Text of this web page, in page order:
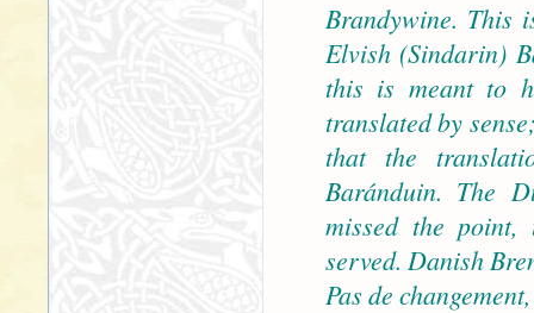
Brandywine. This
Elvish (Sindarin)
this is meant to
translated by
that the
Baránduin. The
missed the point,
served. Danish
Pas de